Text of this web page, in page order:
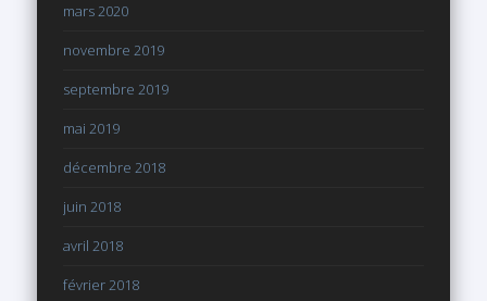
mars 2020
novembre 2019
septembre 2019
mai 2019
décembre 2018
juin 2018
avril 2018
février 2018